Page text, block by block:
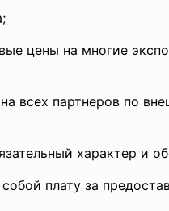
цены на многие
всех партнеров по
характер и
плату за